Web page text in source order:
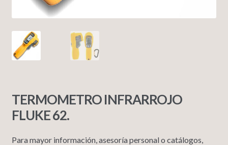
TERMOMETRO INFRARROJO
FLUKE 62.
Para mayor información, asesoría personal o catálogos,